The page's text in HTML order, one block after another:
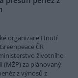
organizace Hnutí
ČR
životního
(MŽP) za plánovaný
z výnosů z